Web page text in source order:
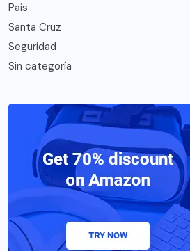
Pais
Santa Cruz
Seguridad
Sin categoría